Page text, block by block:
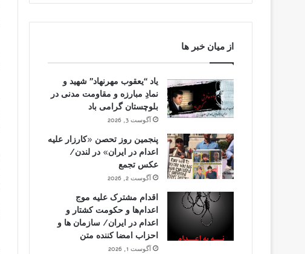
از میان خبر ها
یاد “یعقوب مهرنهاد” شهید و
نمادِ مبارزه و مقاومت مدنی در
بلوچستان گرامی باد
آگوست 3, 2026
پنجمین روز تحصن «کارزار علیه
اعدام در ایران» در لندن/
عکس تجمع
آگوست 2, 2026
اقدام مشترک علیه موج
اعدام‌ها و حکومت کشتار و
اعدام در ایران/ سازمان ها و
احزاب امضا کننده متن
آگوست 1, 2026